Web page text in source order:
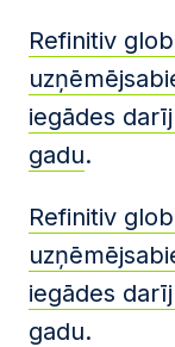
Refinitiv
iegādes
gadu.
Refinitiv
iegādes
gadu.